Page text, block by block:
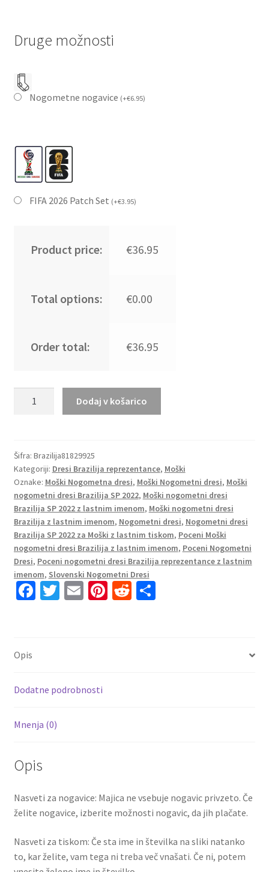
Druge možnosti
Nogometne nogavice (+€6.95)
FIFA 2026 Patch Set (+€3.95)
Product price: €36.95
Total options: €0.00
Order total: €36.95
Domači
SP
2022
Kratek
Rokav
CASEMIRO
5
količina
Dodaj v košarico
Šifra: Brazilija81829925
Kategoriji: Dresi Brazilija reprezentance, Moški
Oznake: Moški Nogometna dresi, Moški Nogometni dresi, Moški
nogometni dresi Brazilija SP 2022, Moški nogometni dresi
Brazilija SP 2022 z lastnim imenom, Moški nogometni dresi
Brazilija z lastnim imenom, Nogometni dresi, Nogometni dresi
Brazilija SP 2022 za Moški z lastnim tiskom, Poceni Moški
nogometni dresi Brazilija z lastnim imenom, Poceni Nogometni
Dresi, Poceni nogometni dresi Brazilija reprezentance z lastnim
imenom, Slovenski Nogometni Dresi
Fa
k
T E Pi R S
Opis
Dodatne podrobnosti
Mnenja (0)
Opis
Nasveti za nogavice: Majica ne vsebuje nogavic privzeto. Če
želite nogavice, izberite možnosti nogavic, da jih plačate.
Nasveti za tiskom: Če sta ime in številka na sliki natanko
to, kar želite, vam tega ni treba več vnašati. Če ni, potem